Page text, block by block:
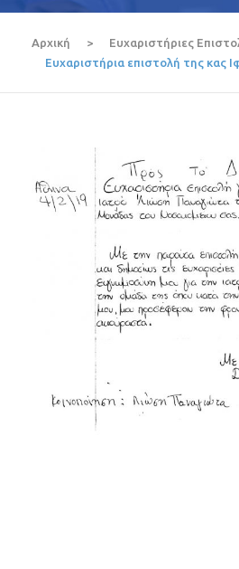
Αρχική > Ευχαριστήριες
Ευχαριστήρια επιστολή της κας